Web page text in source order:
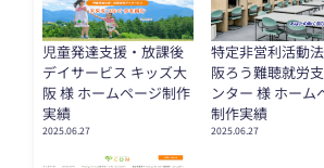
児童発達支援・放課後
デイサービス キッズ大
阪 様 ホームページ制作
実績
2025.06.27
特定非営利活動
阪ろう難聴就労
ンター 様 ホーム
制作実績
2025.06.27